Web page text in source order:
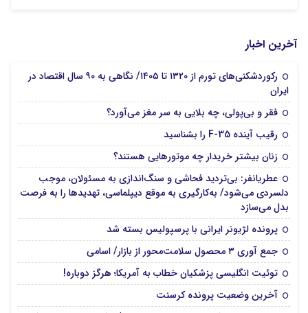
آخرین اخبار
رکوردشکنی‌های تورم از ۱۳۲۰ تا ۱۴۰۵/ نگاهی به ۹۰ سال اقتصاد در
ایران
فقر و بی‌پولی، چه بلایی به سر مغز می‌آورد؟
رقیب آینده F-35 را بشناسید
زنان بیشتر خریدار چه موتورهایی هستند؟
عطریانفر: بی‌تردید فحاشی و سنگ‌اندازی به مسئولان، موجب
دلسردی می‌شود/ به‌کارگیری به موقع دیپلماسی، تهدیدها را به فرصت
بدل می‌سازد
پرونده لژیونر ایرانی با پرسپولیس بسته شد
جمع آوری ۳ محصول سلامت‌محور از بازار/ اسامی
توئیت انگلیسی پزشکیان خطاب به آمریکا؛ هرگز دوباره!
آخرین وضعیت پرونده کرسنت